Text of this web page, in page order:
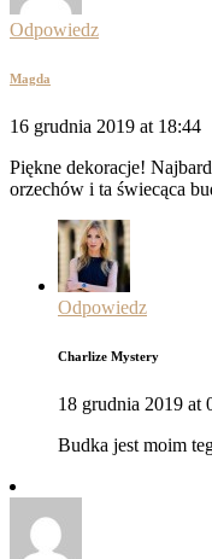
Odpowiedz
Magda
16 grudnia 2019 at 18:44
Piękne dekoracje!
orzechów i ta świecąca
Odpowiedz
Charlize Mystery
18 grudnia 2019 at
Budka jest moim